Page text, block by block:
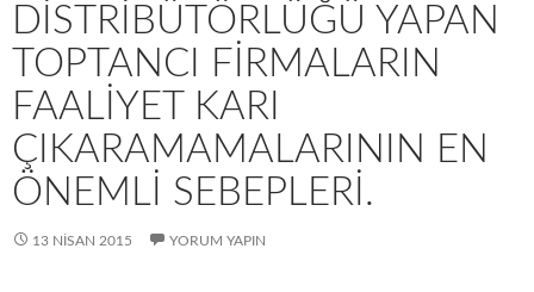
DISTRIBÜTÖRLÜĞÜ YAPAN
TOPTANCI FIRMALARIN
FAALIYET KARI
ÇIKARAMAMALARININ EN
ÖNEMLI SEBEPLERI.
13 NISAN 2015 YORUM YAPIN